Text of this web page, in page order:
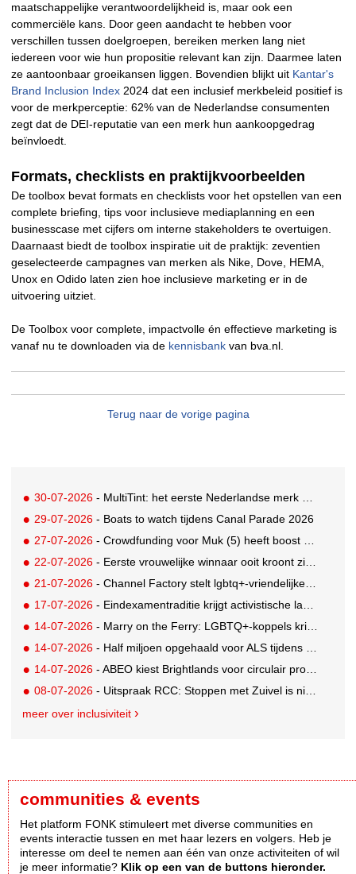
maatschappelijke verantwoordelijkheid is, maar ook een
commerciële kans. Door geen aandacht te hebben voor
verschillen tussen doelgroepen, bereiken merken lang niet
iedereen voor wie hun propositie relevant kan zijn. Daarmee laten
ze aantoonbaar groeikansen liggen. Bovendien blijkt uit Kantar's
Brand Inclusion Index 2024 dat een inclusief merkbeleid positief is
voor de merkperceptie: 62% van de Nederlandse consumenten
zegt dat de DEI-reputatie van een merk hun aankoopgedrag
beïnvloedt.
Formats, checklists en praktijkvoorbeelden
De toolbox bevat formats en checklists voor het opstellen van een
complete briefing, tips voor inclusieve mediaplanning en een
businesscase met cijfers om interne stakeholders te overtuigen.
Daarnaast biedt de toolbox inspiratie uit de praktijk: zeventien
geselecteerde campagnes van merken als Nike, Dove, HEMA,
Unox en Odido laten zien hoe inclusieve marketing er in de
uitvoering uitziet.
De Toolbox voor complete, impactvolle én effectieve marketing is
vanaf nu te downloaden via de kennisbank van bva.nl.
Terug naar de vorige pagina
30-07-2026 - MultiTint: het eerste Nederlandse merk voor inclusieve wond- en sportverzorging
29-07-2026 - Boats to watch tijdens Canal Parade 2026
27-07-2026 - Crowdfunding voor Muk (5) heeft boost gekregen door BN'ers
22-07-2026 - Eerste vrouwelijke winnaar ooit kroont zich tot beste grunter van Nederland
21-07-2026 - Channel Factory stelt lgbtq+-vriendelijke inclusion list beschikbaar
17-07-2026 - Eindexamentraditie krijgt activistische lading tegen menstruatiearmoede
14-07-2026 - Marry on the Ferry: LGBTQ+-koppels krijgen de kans om hun huwelijksgeloften te hernieuwen op een wel heel bijzondere locatie
14-07-2026 - Half miljoen opgehaald voor ALS tijdens eerste Rotterdamse TriALSon
14-07-2026 - ABEO kiest Brightlands voor circulair productontwerp in de sportsector
08-07-2026 - Uitspraak RCC: Stoppen met Zuivel is niet misleidend
meer over inclusiviteit
communities & events
Het platform FONK stimuleert met diverse communities en
events interactie tussen en met haar lezers en volgers. Heb je
interesse om deel te nemen aan één van onze activiteiten of wil
je meer informatie? Klik op een van de buttons hieronder.